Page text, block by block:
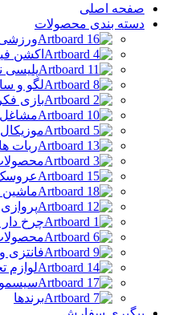
صفحه اصلی
دسته بندی محصولات
اکشن
پلیسی
لگو و
بازی
مشاغل
ربات ها
ماشین
پروازی
چرخ دار
لوازم
برندها